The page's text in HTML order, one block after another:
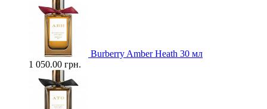
Burberry Amber Heath 30 мл
1 050.00 грн.